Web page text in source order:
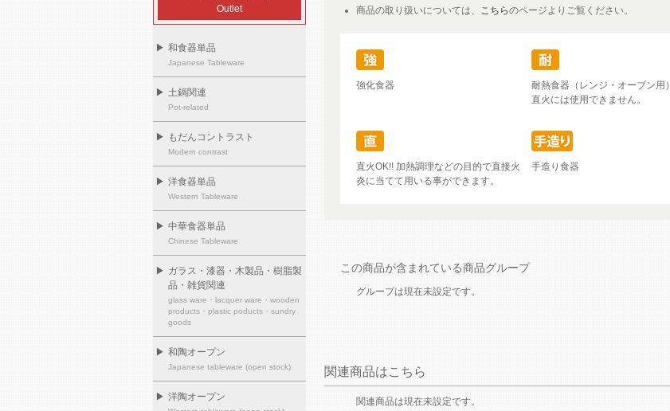
Outlet
▶ 和食器単品
Japanese Tableware
▶ 土鍋関連
Pot-related
▶ もだんコントラスト
Modern contrast
▶ 洋食器単品
Western Tableware
▶ 中華食器単品
Chinese Tableware
▶ ガラス・漆器・木製品・樹脂製
品・雑貨関連
glass ware・lacquer ware・wooden
products・plastic poducts・sundry
goods
▶ 和陶オープン
Japanese tableware (open stock)
▶ 洋陶オープン
商品の取り扱いについては、 こちらのページよりご覧ください。
強化食器
耐熱食器（レンジ・オーブン用）
直火には使用できません。
直火OK!! 加熱調理などの目的で直接火
炎に当てて用いる事ができます。
手造り食器
この商品が含まれている商品グループ
グループは現在未設定です。
関連商品はこちら
関連商品は現在未設定です。